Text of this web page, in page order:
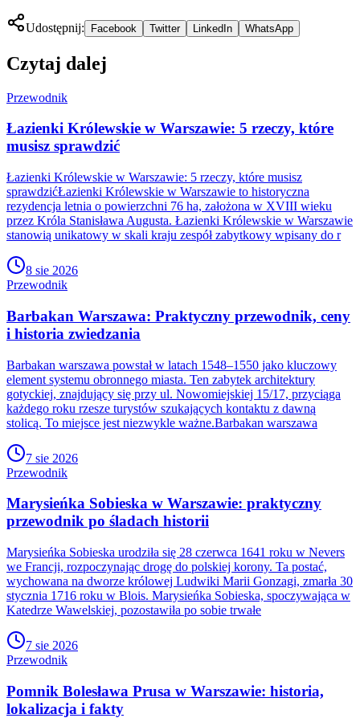
Udostępnij: Facebook Twitter LinkedIn WhatsApp
Czytaj dalej
Przewodnik
Łazienki Królewskie w Warszawie: 5 rzeczy, które
musisz sprawdzić
Łazienki Królewskie w Warszawie: 5 rzeczy, które musisz
sprawdzićŁazienki Królewskie w Warszawie to historyczna
rezydencja letnia o powierzchni 76 ha, założona w XVIII wieku
przez Króla Stanisława Augusta. Łazienki Królewskie w Warszawie
stanowią unikatowy w skali kraju zespół zabytkowy wpisany do r
8 sie 2026
Przewodnik
Barbakan Warszawa: Praktyczny przewodnik, ceny
i historia zwiedzania
Barbakan warszawa powstał w latach 1548–1550 jako kluczowy
element systemu obronnego miasta. Ten zabytek architektury
gotyckiej, znajdujący się przy ul. Nowomiejskiej 15/17, przyciąga
każdego roku rzesze turystów szukających kontaktu z dawną
stolicą. To miejsce jest niezwykle ważne.Barbakan warszawa
7 sie 2026
Przewodnik
Marysieńka Sobieska w Warszawie: praktyczny
przewodnik po śladach historii
Marysieńka Sobieska urodziła się 28 czerwca 1641 roku w Nevers
we Francji, rozpoczynając drogę do polskiej korony. Ta postać,
wychowana na dworze królowej Ludwiki Marii Gonzagi, zmarła 30
stycznia 1716 roku w Blois. Marysieńka Sobieska, spoczywająca w
Katedrze Wawelskiej, pozostawiła po sobie trwałe
7 sie 2026
Przewodnik
Pomnik Bolesława Prusa w Warszawie: historia,
lokalizacja i fakty